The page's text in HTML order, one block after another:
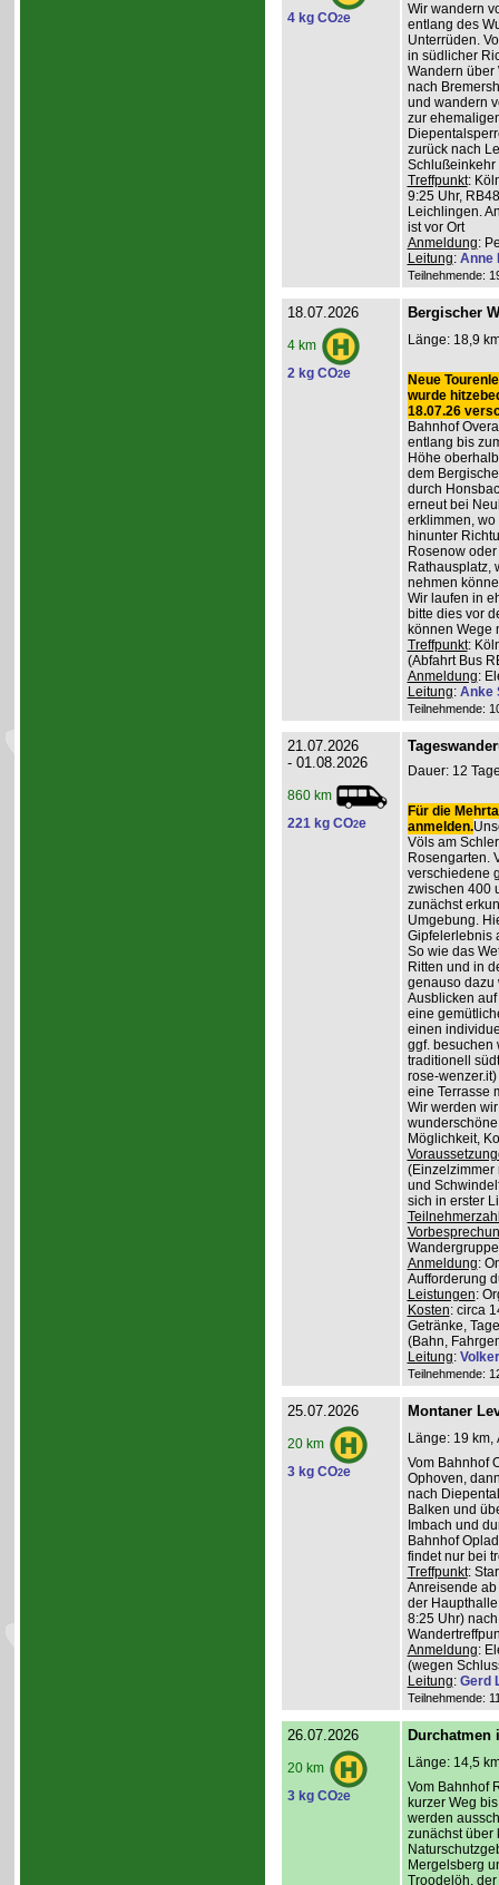
4 kg CO2e
Wir wandern
entlang des
Unterrüden.
in südlicher
Wandern über
nach
und wandern
zur
zurück nach
Schlußeinkehr
Treffpunkt:
9:25 Uhr,
Leichlingen.
ist vor Ort
Anmeldung:
Leitung: Anne
Teilnehmende:
18.07.2026
4 km
2 kg CO2e
Bergischer
Länge: 18,9
Neue
wurde
18.07.26
Bahnhof
entlang bis
Höhe
dem
durch
erneut bei
erklimmen,
hinunter
Rosenow
Rathausplatz,
nehmen
Wir laufen in
bitte dies vor
können Wege
Treffpunkt:
(Abfahrt Bus
Anmeldung:
Leitung: Anke
Teilnehmende:
21.07.2026
- 01.08.2026
860 km
221 kg CO2e
Dauer: 12
Für die
anmelden.
Völs am
Rosengarten.
verschiedene
zwischen 400
zunächst
Umgebung.
Gipfelerlebnis
So wie das
Ritten und in
genauso dazu
Ausblicken
eine
einen
ggf. besuchen
traditionell
rose-
eine Terrasse
Wir werden
Möglichkeit,
(Einzelzimmer
und
sich in erster
Anmeldung:
Aufforderung
Leistungen:
Kosten: circa
Getränke,
(Bahn,
Leitung:
Teilnehmende:
25.07.2026
20 km
3 kg CO2e
Montaner
Länge: 19 km,
Vom Bahnhof
Ophoven,
nach
Balken und
Imbach und
Bahnhof
findet nur bei
Treffpunkt:
Anreisende
der
8:25 Uhr)
Anmeldung:
(wegen
Leitung: Gerd
Teilnehmende:
26.07.2026
20 km
3 kg CO2e
Durchatmen
Länge: 14,5
Vom Bahnhof
kurzer Weg
werden
zunächst über
Mergelsberg
Troodelöh,